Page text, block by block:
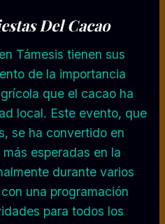
Del Cacao
Támesis tienen sus
de la importancia
que el cacao ha
local. Este evento, que
se ha convertido en
esperadas en la
durante varios
una programación
para todos los